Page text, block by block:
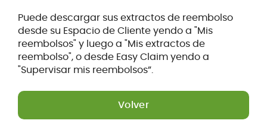
Puede descargar sus extractos de reembolso
desde su Espacio de Cliente yendo a "Mis
reembolsos" y luego a "Mis extractos de
reembolso", o desde Easy Claim yendo a
"Supervisar mis reembolsos”.
Volver